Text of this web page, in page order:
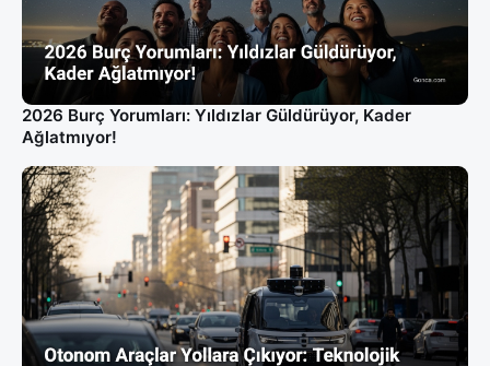
2026 Burç Yorumları: Yıldızlar Güldürüyor, Kader
Ağlatmıyor!